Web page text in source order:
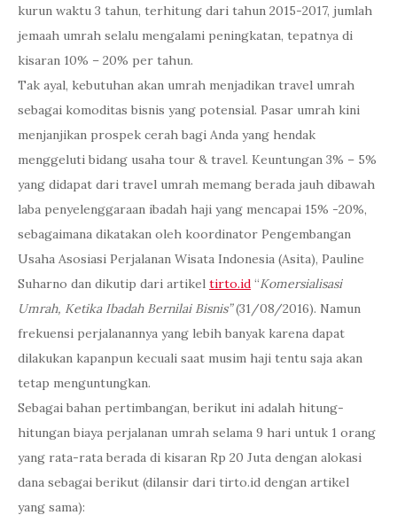
kurun waktu 3 tahun, terhitung dari tahun 2015-2017, jumlah
jemaah umrah selalu mengalami peningkatan, tepatnya di
kisaran 10% – 20% per tahun.
Tak ayal, kebutuhan akan umrah menjadikan travel umrah
sebagai komoditas bisnis yang potensial. Pasar umrah kini
menjanjikan prospek cerah bagi Anda yang hendak
menggeluti bidang usaha tour & travel. Keuntungan 3% – 5%
yang didapat dari travel umrah memang berada jauh dibawah
laba penyelenggaraan ibadah haji yang mencapai 15% -20%,
sebagaimana dikatakan oleh koordinator Pengembangan
Usaha Asosiasi Perjalanan Wisata Indonesia (Asita), Pauline
Suharno dan dikutip dari artikel tirto.id “Komersialisasi
Umrah, Ketika Ibadah Bernilai Bisnis”(31/08/2016). Namun
frekuensi perjalanannya yang lebih banyak karena dapat
dilakukan kapanpun kecuali saat musim haji tentu saja akan
tetap menguntungkan.
Sebagai bahan pertimbangan, berikut ini adalah hitung-
hitungan biaya perjalanan umrah selama 9 hari untuk 1 orang
yang rata-rata berada di kisaran Rp 20 Juta dengan alokasi
dana sebagai berikut (dilansir dari tirto.id dengan artikel
yang sama):